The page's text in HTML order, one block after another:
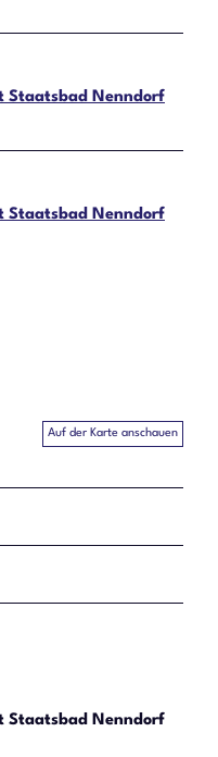
Staatsbad Nenndorf
Staatsbad Nenndorf
Auf der Karte anschauen
Staatsbad Nenndorf